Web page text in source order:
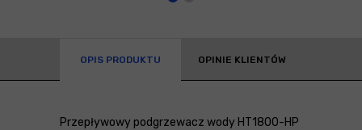
OPIS PRODUKTU OPINIE KLIENTÓW
Przepływowy podgrzewacz wody HT1800-HP